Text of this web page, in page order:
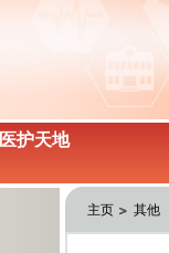
医护天地
主页 其他